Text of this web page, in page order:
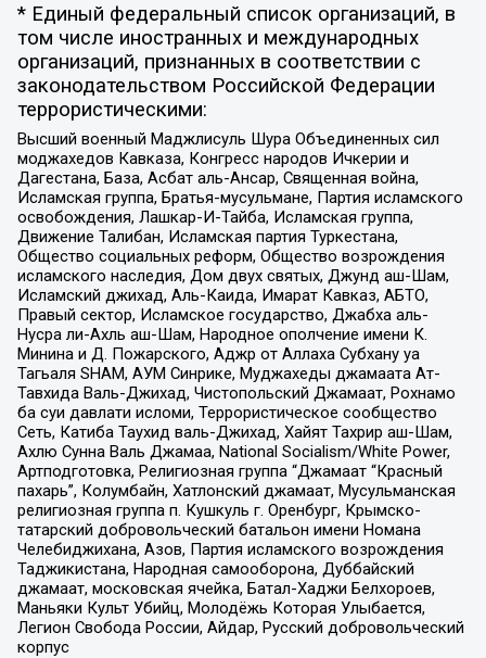
* Единый федеральный список организаций, в
том числе иностранных и международных
организаций, признанных в соответствии с
законодательством Российской Федерации
террористическими:
Высший военный Маджлисуль Шура Объединенных сил
моджахедов Кавказа, Конгресс народов Ичкерии и
Дагестана, База, Асбат аль-Ансар, Священная война,
Исламская группа, Братья-мусульмане, Партия исламского
освобождения, Лашкар-И-Тайба, Исламская группа,
Движение Талибан, Исламская партия Туркестана,
Общество социальных реформ, Общество возрождения
исламского наследия, Дом двух святых, Джунд аш-Шам,
Исламский джихад, Аль-Каида, Имарат Кавказ, АБТО,
Правый сектор, Исламское государство, Джабха аль-
Нусра ли-Ахль аш-Шам, Народное ополчение имени К.
Минина и Д. Пожарского, Аджр от Аллаха Субхану уа
Тагьаля SHAM, АУМ Синрике, Муджахеды джамаата Ат-
Тавхида Валь-Джихад, Чистопольский Джамаат, Рохнамо
ба суи давлати исломи, Террористическое сообщество
Сеть, Катиба Таухид валь-Джихад, Хайят Тахрир аш-Шам,
Ахлю Сунна Валь Джамаа, National Socialism/White Power,
Артподготовка, Религиозная группа “Джамаат “Красный
пахарь”, Колумбайн, Хатлонский джамаат, Мусульманская
религиозная группа п. Кушкуль г. Оренбург, Крымско-
татарский добровольческий батальон имени Номана
Челебиджихана, Азов, Партия исламского возрождения
Таджикистана, Народная самооборона, Дуббайский
джамаат, московская ячейка, Батал-Хаджи Белхороев,
Маньяки Культ Убийц, Молодёжь Которая Улыбается,
Легион Свобода России, Айдар, Русский добровольческий
корпус